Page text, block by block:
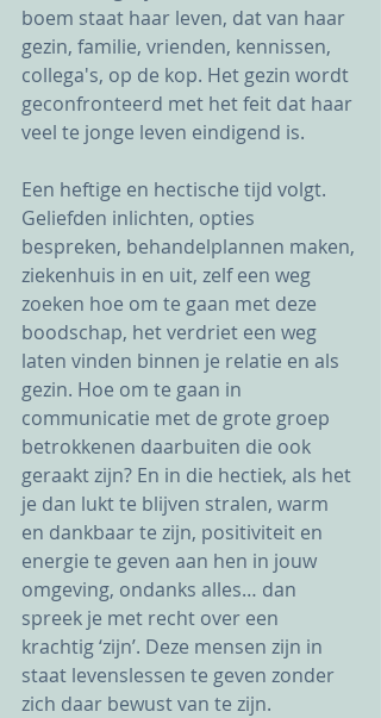
boem staat haar leven, dat van haar
gezin, familie, vrienden, kennissen,
collega's, op de kop. Het gezin wordt
geconfronteerd met het feit dat haar
veel te jonge leven eindigend is.
Een heftige en hectische tijd volgt.
Geliefden inlichten, opties
bespreken, behandelplannen maken,
ziekenhuis in en uit, zelf een weg
zoeken hoe om te gaan met deze
boodschap, het verdriet een weg
laten vinden binnen je relatie en als
gezin. Hoe om te gaan in
communicatie met de grote groep
betrokkenen daarbuiten die ook
geraakt zijn? En in die hectiek, als het
je dan lukt te blijven stralen, warm
en dankbaar te zijn, positiviteit en
energie te geven aan hen in jouw
omgeving, ondanks alles… dan
spreek je met recht over een
krachtig ‘zijn’. Deze mensen zijn in
staat levenslessen te geven zonder
zich daar bewust van te zijn.